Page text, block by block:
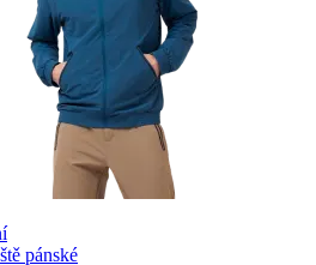
pánské